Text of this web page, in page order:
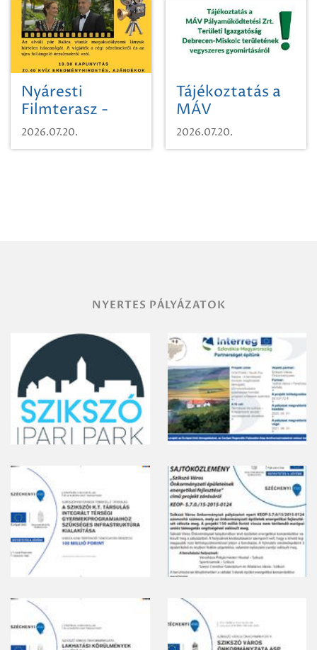
Nyáresti
Filmterasz -
Beugró a
Paradicsomba
2026.07.20.
Tájékoztatás a
MÁV
Pályaműködtetési
Zrt. Területi
2026.07.20.
NYERTES PÁLYÁZATOK